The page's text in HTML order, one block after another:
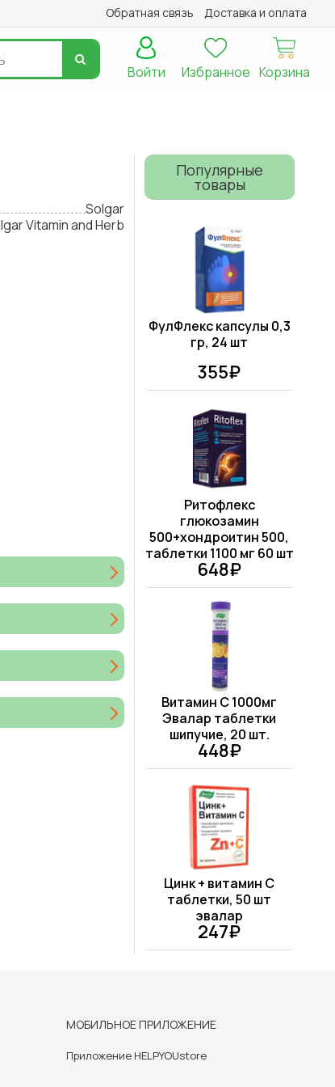
Обратная связь Доставка и оплата
Корзина
Избранное
Войти
Solgar
Vitamin and Herb
Популярные
товары
ФулФлекс капсулы 0,3
гр, 24 шт
355₽
Ритофлекс
глюкозамин
500+хондроитин 500,
таблетки 1100 мг 60 шт
648₽
Витамин С 1000мг
Эвалар таблетки
шипучие, 20 шт.
448₽
Цинк + витамин С
таблетки, 50 шт
эвалар
247₽
МОБИЛЬНОЕ ПРИЛОЖЕНИЕ
Приложение HELPYOUstore